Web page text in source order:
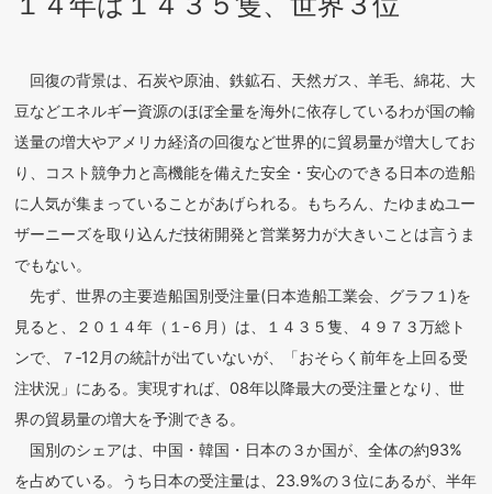
回復の背景は、石炭や原油、鉄鉱石、天然ガス、羊毛、綿花、大
豆などエネルギー資源のほぼ全量を海外に依存しているわが国の輸
送量の増大やアメリカ経済の回復など世界的に貿易量が増大してお
り、コスト競争力と高機能を備えた安全・安心のできる日本の造船
に人気が集まっていることがあげられる。もちろん、たゆまぬユー
ザーニーズを取り込んだ技術開発と営業努力が大きいことは言うま
でもない。
先ず、世界の主要造船国別受注量(日本造船工業会、グラフ１)を
見ると、２０１４年（１‐６月）は、１４３５隻、４９７３万総ト
ンで、７‐12月の統計が出ていないが、「おそらく前年を上回る受
注状況」にある。実現すれば、08年以降最大の受注量となり、世
界の貿易量の増大を予測できる。
国別のシェアは、中国・韓国・日本の３か国が、全体の約93%
を占めている。うち日本の受注量は、23.9%の３位にあるが、半年